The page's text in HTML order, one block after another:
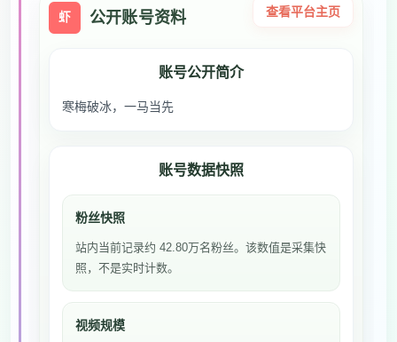
虾 公开账号资料 查看平台主页
账号公开简介
寒梅破冰，一马当先
账号数据快照
粉丝快照
站内当前记录约 42.80万名粉丝。该数值是采集快
照，不是实时计数。
视频规模